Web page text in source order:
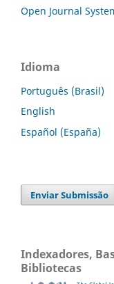
Open Journal
Idioma
Português (Brasil)
English
Español (España)
Enviar Submissão
Indexadores,
Bibliotecas